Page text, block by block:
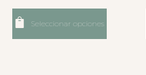
Seleccionar opciones